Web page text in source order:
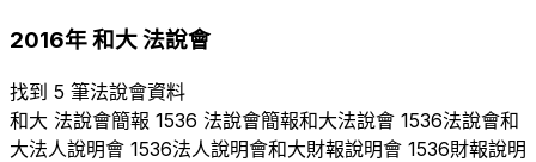
2016年和大法說會
找到 5 筆法說會資料
和大 法說會簡報 1536 法說會簡報和大法說會 1536法說會和
大法人說明會 1536法人說明會和大財報說明會 1536財報說明